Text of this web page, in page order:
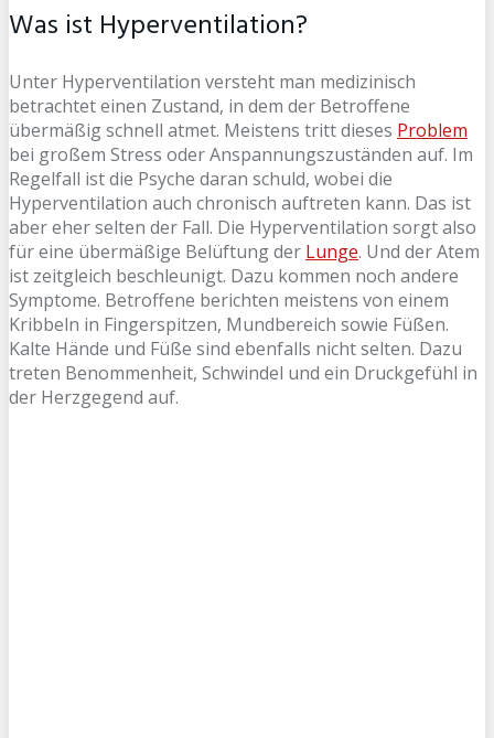
Was ist Hyperventilation?
Unter Hyperventilation versteht man medizinisch
betrachtet einen Zustand, in dem der Betroffene
übermäßig schnell atmet. Meistens tritt dieses Problem
bei großem Stress oder Anspannungszuständen auf. Im
Regelfall ist die Psyche daran schuld, wobei die
Hyperventilation auch chronisch auftreten kann. Das ist
aber eher selten der Fall. Die Hyperventilation sorgt also
für eine übermäßige Belüftung der Lunge. Und der Atem
ist zeitgleich beschleunigt. Dazu kommen noch andere
Symptome. Betroffene berichten meistens von einem
Kribbeln in Fingerspitzen, Mundbereich sowie Füßen.
Kalte Hände und Füße sind ebenfalls nicht selten. Dazu
treten Benommenheit, Schwindel und ein Druckgefühl in
der Herzgegend auf.